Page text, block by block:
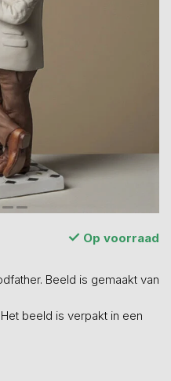
Op voorraad
Beeld is gemaakt van
beeld is verpakt in een